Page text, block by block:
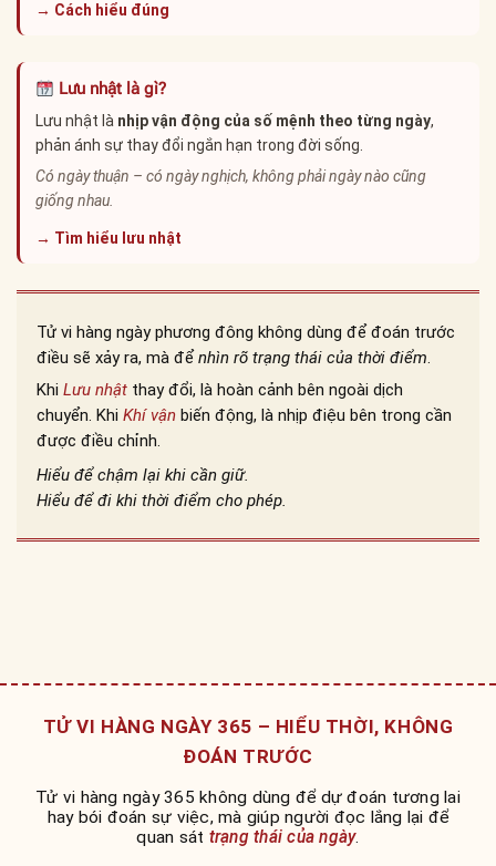
→ Cách hiểu đúng
Lưu nhật là gì?
Lưu nhật là nhịp vận động của số mệnh theo từng ngày,
phản ánh sự thay đổi ngắn hạn trong đời sống.
Có ngày thuận – có ngày nghịch, không phải ngày nào cũng
giống nhau.
→ Tìm hiểu lưu nhật
Tử vi hàng ngày phương đông không dùng để đoán trước
điều sẽ xảy ra, mà đểnhìn rõ trạng thái của thời điểm.
Khi Lưu nhật thay đổi, là hoàn cảnh bên ngoài dịch
chuyển. Khi Khí vận biến động, là nhịp điệu bên trong cần
được điều chỉnh.
Hiểu để chậm lại khi cần giữ.
Hiểu để đi khi thời điểm cho phép.
TỬ VI HÀNG NGÀY 365 – HIỂU THỜI, KHÔNG
ĐOÁN TRƯỚC
Tử vi hàng ngày 365 không dùng để dự đoán tương lai
hay bói đoán sự việc, mà giúp người đọc lắng lại để
quan sát trạng thái của ngày.